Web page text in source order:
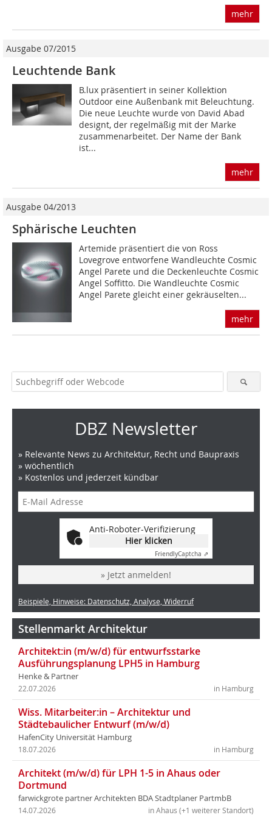
mehr
Ausgabe 07/2015
Leuchtende Bank
B.lux präsentiert in seiner Kollektion
Outdoor eine Außenbank mit Beleuchtung.
Die neue Leuchte wurde von David Abad
designt, der regelmäßig mit der Marke
zusammenarbeitet. Der Name der Bank
ist...
mehr
Ausgabe 04/2013
Sphärische Leuchten
Artemide präsentiert die von Ross
Lovegrove entworfene Wandleuchte Cosmic
Angel Parete und die Deckenleuchte Cosmic
Angel Soffitto. Die Wandleuchte Cosmic
Angel Parete gleicht einer gekräuselten...
mehr
DBZ Newsletter
» Relevante News zu Architektur, Recht und Baupraxis
» wöchentlich
» Kostenlos und jederzeit kündbar
Anti-Roboter-Verifizierung
Hier klicken
FriendlyCaptcha ⇗
» Jetzt anmelden!
Beispiele, Hinweise: Datenschutz, Analyse, Widerruf
Stellenmarkt Architektur
Architekt:in (m/w/d) für entwurfsstarke
Ausführungsplanung LPH5 in Hamburg
Henke & Partner
in Hamburg
22.07.2026
Wiss. Mitarbeiter:in – Architektur und
Städtebaulicher Entwurf (m/w/d)
HafenCity Universität Hamburg
in Hamburg
18.07.2026
Architekt (m/w/d) für LPH 1-5 in Ahaus oder
Dortmund
farwickgrote partner Architekten BDA Stadtplaner PartmbB
in Ahaus (+1 weiterer Standort)
14.07.2026